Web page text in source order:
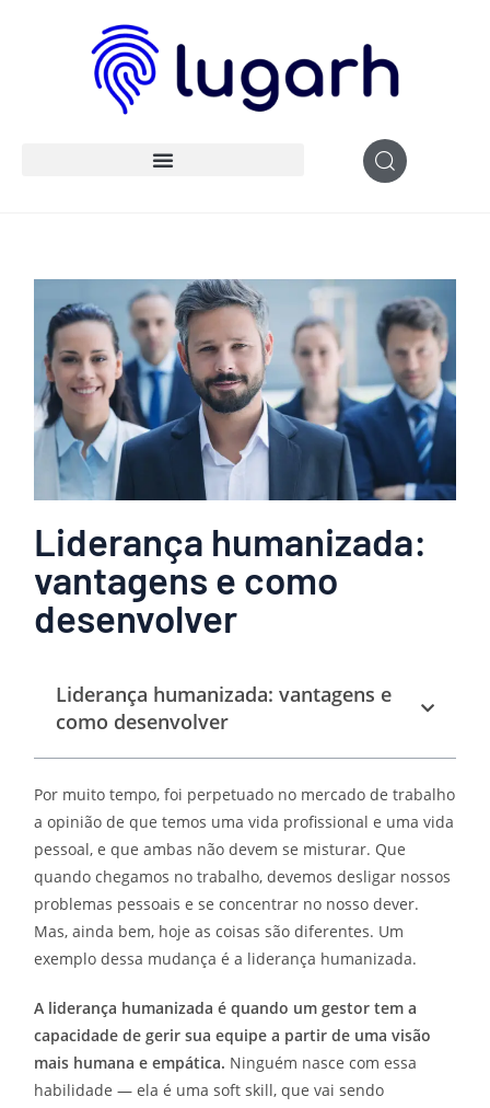
Liderança humanizada:
vantagens e como
desenvolver
Liderança humanizada: vantagens e
como desenvolver
Por muito tempo, foi perpetuado no mercado de trabalho
a opinião de que temos uma vida profissional e uma vida
pessoal, e que ambas não devem se misturar. Que
quando chegamos no trabalho, devemos desligar nossos
problemas pessoais e se concentrar no nosso dever.
Mas, ainda bem, hoje as coisas são diferentes. Um
exemplo dessa mudança é a liderança humanizada.
A liderança humanizada é quando um gestor tem a
capacidade de gerir sua equipe a partir de uma visão
mais humana e empática. Ninguém nasce com essa
habilidade — ela é uma soft skill, que vai sendo